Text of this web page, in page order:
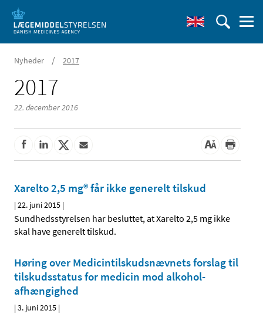
Nyheder / 2017
2017
22. december 2016
Xarelto 2,5 mg® får ikke generelt tilskud
|22. juni 2015 |
Sundhedsstyrelsen har besluttet, at Xarelto 2,5 mg ikke
skal have generelt tilskud.
Høring over Medicintilskuds­nævnets forslag til
tilskudsstatus for medicin mod alkohol­
afhængighed
|3. juni 2015 |